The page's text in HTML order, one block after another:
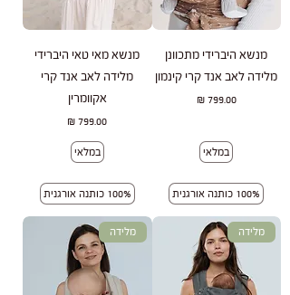
מנשא היברידי מתכוונן
מלידה לאב אנד קרי קינמון
מחיר‏799.00 ‏₪
במלאי
100% כותנה אורגנית
מנשא מאי טאי היברידי
מלידה לאב אנד קרי
אקוומרין
מחיר
במלאי
100% כותנה אורגנית
מלידה מלידה